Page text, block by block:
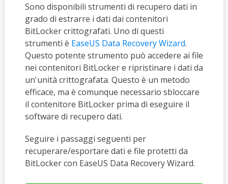
Sono disponibili strumenti di recupero dati in
grado di estrarre i dati dai contenitori
BitLocker crittografati. Uno di questi
strumenti è EaseUS Data Recovery Wizard.
Questo potente strumento può accedere ai file
nei contenitori BitLocker e ripristinare i dati da
un'unità crittografata. Questo è un metodo
efficace, ma è comunque necessario sbloccare
il contenitore BitLocker prima di eseguire il
software di recupero dati.
Seguire i passaggi seguenti per
recuperare/esportare dati e file protetti da
BitLocker con EaseUS Data Recovery Wizard.